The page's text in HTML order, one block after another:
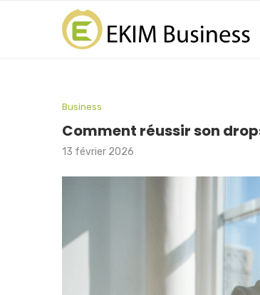
Business
Comment réussir son
13 février 2026